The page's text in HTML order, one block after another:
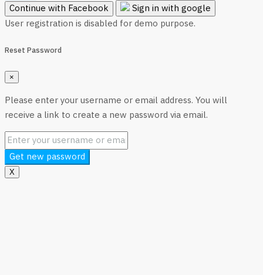
Continue with Facebook
Sign in with google
User registration is disabled for demo purpose.
Reset Password
×
Please enter your username or email address. You will
receive a link to create a new password via email.
Get new password
X